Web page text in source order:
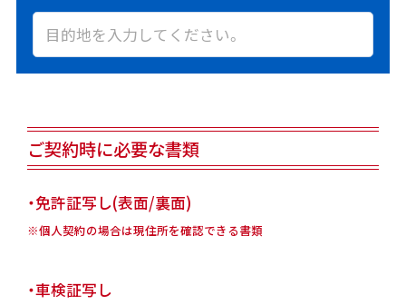
ご契約時に必要な書類
・免許証写し(表面/裏面)
※個人契約の場合は現住所を確認できる書類
・車検証写し